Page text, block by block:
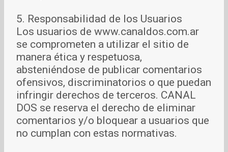
5. Responsabilidad de los Usuarios
Los usuarios de www.canaldos.com.ar
se comprometen a utilizar el sitio de
manera ética y respetuosa,
absteniéndose de publicar comentarios
ofensivos, discriminatorios o que puedan
infringir derechos de terceros. CANAL
DOS se reserva el derecho de eliminar
comentarios y/o bloquear a usuarios que
no cumplan con estas normativas.